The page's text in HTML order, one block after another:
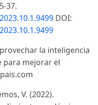
37.
DOI:
la inteligencia
para mejorar el
V. (2022).